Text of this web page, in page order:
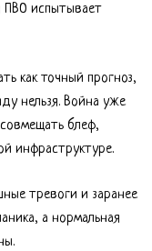
ПВО испытывает
как точный прогноз,
нельзя. Война уже
блеф,
инфраструктуре.
тревоги и заранее
а нормальная